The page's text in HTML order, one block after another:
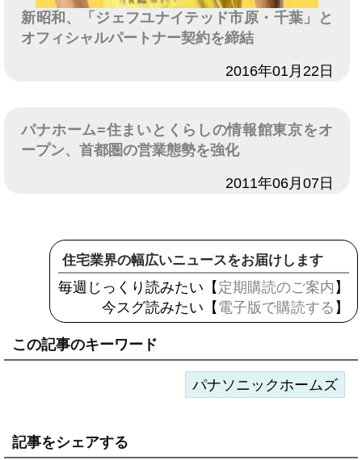
新昭和、「ジェフユナイテッド市原・千葉」と
オフィシャルパートナー契約を締結
2016年01月22日
パナホーム=住まいとくらしの情報館東京をオ
ープン、首都圏の営業態勢を強化
2011年06月07日
住宅業界の幅広いニュースをお届けします
毎週じっくり読みたい【 定期購読のご案内 】
今スグ読みたい【 電子版で購読する 】
この記事のキーワード
パナソニックホームズ
記事をシェアする